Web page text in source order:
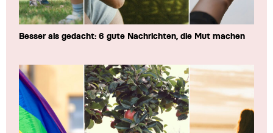
Besser als gedacht: 6 gute Nachrichten, die Mut machen